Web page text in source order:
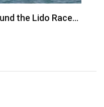
the Lido Race…